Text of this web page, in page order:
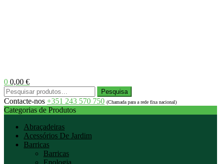
0 0,00 €
Menu
Pesquisar
por:
Pesquisa
Contacte-nos +351 243 570 750 (Chamada para a rede fixa nacional)
Categorias de Produtos
Abraçadeiras
Acessórios De Jardim
Barricas
Barricas
Enologia